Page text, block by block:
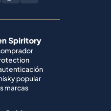
Spiritory
popular
marcas